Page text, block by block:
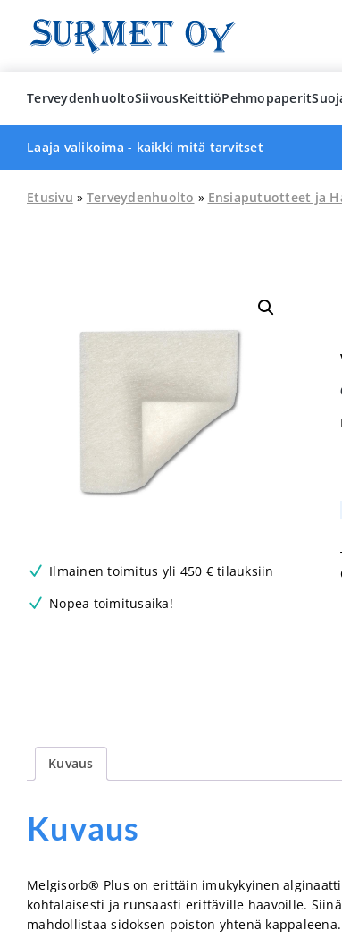
content
TerveydenhuoltoSiivousKeittiöPehmopaperit
Laaja valikoima - kaikki mitä tarvitset
Etusivu » Terveydenhuolto » Ensiaputuotteet ja
Ilmainen toimitus yli 450 € tilauksiin
Nopea toimitusaika!
Kuvaus
Kuvaus
Melgisorb® Plus on erittäin imukykyinen
kohtalaisesti ja runsaasti erittäville haavoille.
mahdollistaa sidoksen poiston yhtenä kappaleena.